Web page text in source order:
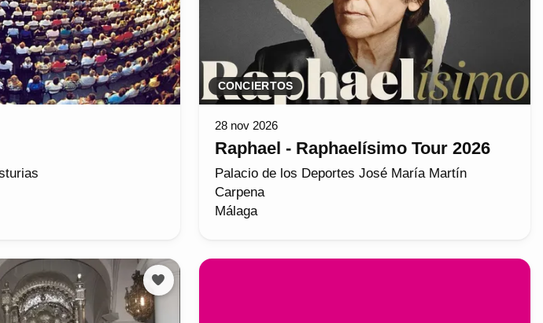
CONCIERTOS
28 nov 2026
Raphael - Raphaelísimo Tour 2026
Palacio de los Deportes José María Martín
Carpena
Málaga